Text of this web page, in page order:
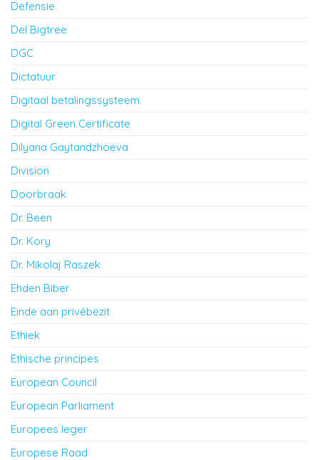
Defensie
Del Bigtree
DGC
Dictatuur
Digitaal betalingssysteem
Digital Green Certificate
Dilyana Gaytandzhoeva
Division
Doorbraak
Dr. Been
Dr. Kory
Dr. Mikolaj Raszek
Ehden Biber
Einde aan privébezit
Ethiek
Ethische principes
European Council
European Parliament
Europees leger
Europese Raad